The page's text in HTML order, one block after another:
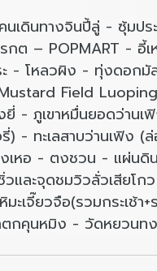
เดินทางจินปี้ลู่ - ซุ้มปร
รกต – POPMART - อี้
ะ - โหลวผิง - ทุ่งดอกมั
Field
- ภูเขาหมื่นยอดว่านเ
) - ทะเลสาบว่านเฟิง (
เหอ - ตงชวน - แผ่นดิ
และจุดชมวิวลั่วเสียโก
ะเจี๊ยวจือ(รวมกระเช้า
กคุนหมิง - วัดหยวนทง